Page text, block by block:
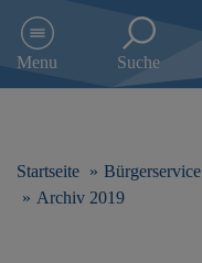
e
Menu Suche
Startseite Bürgerservice
Archiv 2019